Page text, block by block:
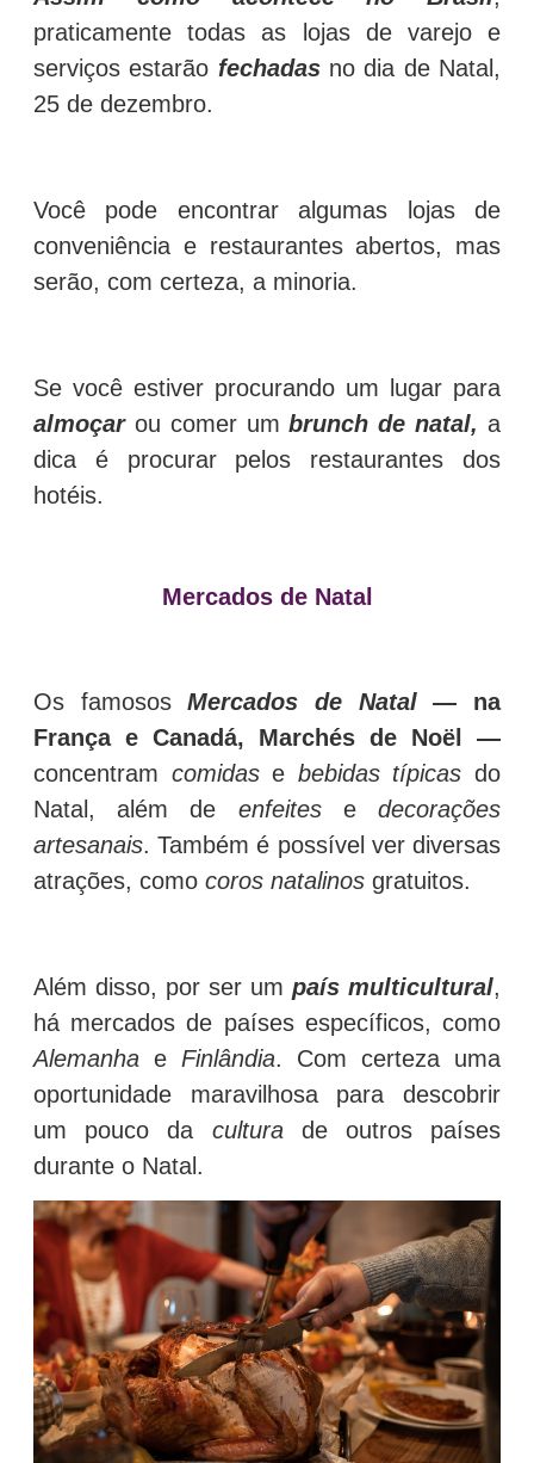
praticamente todas as lojas de varejo e
serviços estarão fechadas no dia de Natal,
25 de dezembro.
Você pode encontrar algumas lojas de
conveniência e restaurantes abertos, mas
serão, com certeza, a minoria.
Se você estiver procurando um lugar para
almoçar ou comer umbrunch de natal, a
dica é procurar pelos restaurantes dos
hotéis.
Mercados de Natal
Os famososMercados de Natal— na
França e Canadá, Marchés de Noël —
concentram comidase bebidas típicas do
Natal, além de enfeitesedecorações
artesanais. Também é possível ver diversas
atrações, como coros natalinos gratuitos.
Além disso, por ser um país multicultural,
há mercados de países específicos, como
Alemanha e Finlândia. Com certeza uma
oportunidade maravilhosa para descobrir
um pouco da culturade outros países
durante o Natal.